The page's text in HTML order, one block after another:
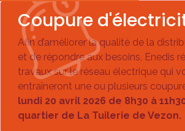
Coupure
Afin d’améliorer la qualité de la
et de répondre aux besoins, Enedis
travaux sur le réseau électrique qui
entraîneront une ou plusieurs
lundi 20 avril 2026 de 8h30 à
quartier de La Tuilerie de Vezon.